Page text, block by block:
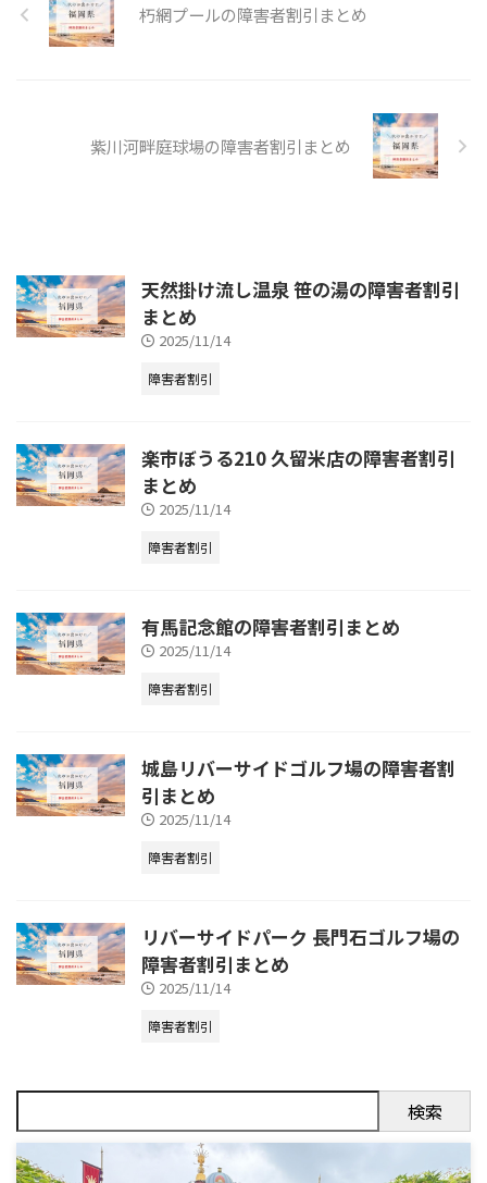
ato/nagato_eigyo/朽網プールの障害者割引まとめ
紫川河畔庭球場の障害者割引まとめ
天然掛け流し温泉 笹の湯の障害者割引
まとめ
2025/11/14
障害者割引
楽市ぼうる210 久留米店の障害者割引
まとめ
2025/11/14
障害者割引
有馬記念館の障害者割引まとめ
2025/11/14
障害者割引
城島リバーサイドゴルフ場の障害者割
引まとめ
2025/11/14
障害者割引
リバーサイドパーク 長門石ゴルフ場の
障害者割引まとめ
2025/11/14
障害者割引
検索